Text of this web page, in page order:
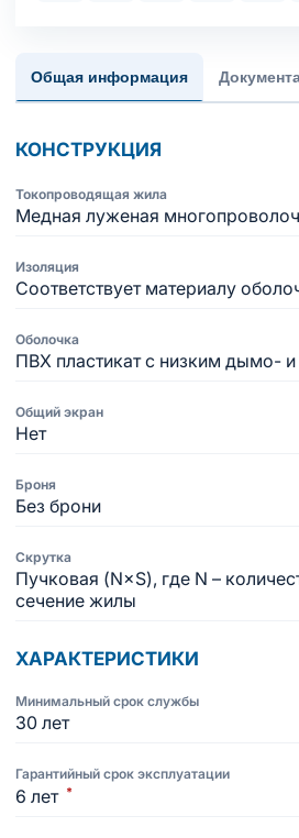
Общая информация
КОНСТРУКЦИЯ
Токопроводящая жила
Медная луженая
Изоляция
Соответствует материалу
Оболочка
ПВХ пластикат с низким дымо-
Общий экран
Нет
Броня
Без брони
Скрутка
Пучковая (N×S), где N –
сечение жилы
ХАРАКТЕРИСТИКИ
Минимальный срок службы
30 лет
Гарантийный срок эксплуатации
6 лет *